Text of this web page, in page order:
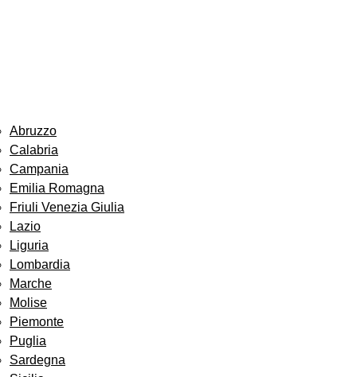
Abruzzo
Calabria
Campania
Emilia Romagna
Friuli Venezia Giulia
Lazio
Liguria
Lombardia
Marche
Molise
Piemonte
Puglia
Sardegna